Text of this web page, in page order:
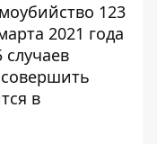
123
2021 года
в